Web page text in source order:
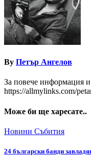
By Петър Ангелов
За повече информация и
https://allmylinks.com/
Може би ще харесате..
Новини Събития
24 български банди